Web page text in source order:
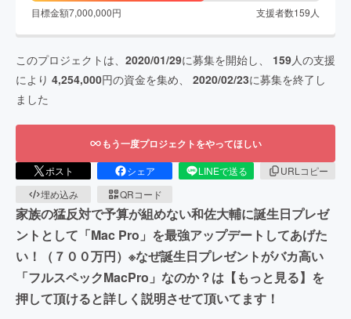
目標金額7,000,000円 支援者数159 人
このプロジェクトは、 2020/01/29に募集を開始し、 159人の支援
により 4,254,000円の資金を集め、 2020/02/23に募集を終了し
ました
もう一度プロジェクトをやってほしい
ポスト シェア LINEで送る
URLコピー
埋め込み
QRコード
家族の猛反対で予算が組めない和佐大輔に誕生日プレゼ
ントとして「Mac Pro」を最強アップデートしてあげた
い！（７００万円）※なぜ誕生日プレゼントがバカ高い
「フルスペックMacPro」なのか？は【もっと見る】を
押して頂けると詳しく説明させて頂いてます！